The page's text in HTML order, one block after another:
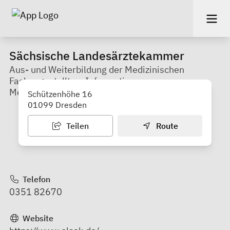
Sächsische Landesärztekammer
Aus- und Weiterbildung der Medizinischen
Fachangestellten, Informationen zum
Medizinstudium in Sachsen
Schützenhöhe 16
01099 Dresden
Teilen Route
Telefon
0351 82670
Website